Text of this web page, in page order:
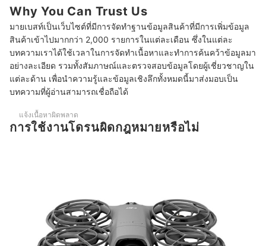
5 ตรวจสอบน้ำหนักของโดรน ตามความสะดวกในการพกพา
6 ตรวจสอบคุณสมบัติเพิ่มเติม เพื่อประสิทธิภาพการทำงานสูงสุด
10 โดรน ยี่ห้อไหนดี สำหรับถ่ายรูป ถ่ายวิดีโอ
โดรนสามารถกันน้ำได้ไหม
ควรดูแลและเก็บรักษาโดรนอย่างไร
Why You Can Trust Us
มายเบสท์เป็นเว็บไซต์ที่มีการจัดทำฐานข้อมูลสินค้าที่มีการเพิ่มข้อมูล
สินค้าเข้าไปมากกว่า 2,000 รายการในแต่ละเดือน ซึ่งในแต่ละ
บทความเราได้ใช้เวลาในการจัดทำเนื้อหาและทำการค้นคว้าข้อมูลมา
อย่างละเอียด รวมทั้งสัมภาษณ์และตรวจสอบข้อมูลโดยผู้เชี่ยวชาญใน
แต่ละด้าน เพื่อนำความรู้และข้อมูลเชิงลึกทั้งหมดนี้มาส่งมอบเป็น
บทความที่ผู้อ่านสามารถเชื่อถือได้
แจ้งเนื้อหาผิดพลาด
การใช้งานโดรนผิดกฎหมายหรือไม่